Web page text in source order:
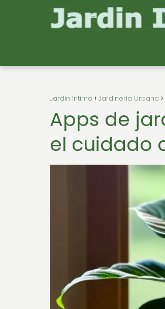
Jardin Intimo Jardinería Urbana
Apps de
el cuidado